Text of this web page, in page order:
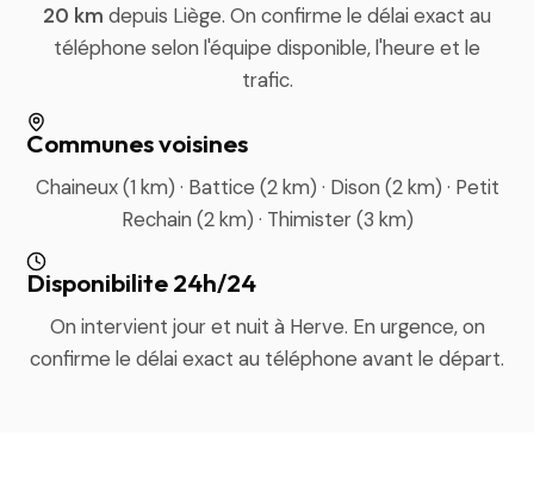
20 km depuis Liège. On confirme le délai exact au
téléphone selon l'équipe disponible, l'heure et le
trafic.
Communes voisines
Chaineux (1 km) · Battice (2 km) · Dison (2 km) · Petit
Rechain (2 km) · Thimister (3 km)
Disponibilite 24h/24
On intervient jour et nuit à Herve. En urgence, on
confirme le délai exact au téléphone avant le départ.